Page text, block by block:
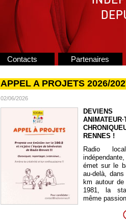
Contacts Partenaires
APPEL A PROJETS 2026/
02/06/2026
DEVIENS
RENNES !
Radio
émet sur le
au-delà,
km autour
1981, la
même